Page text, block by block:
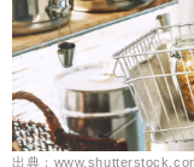
出典：